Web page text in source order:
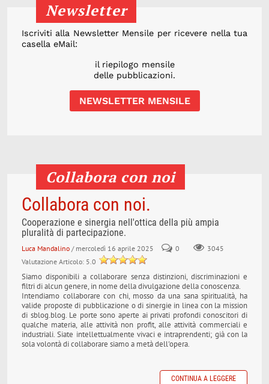
Newsletter
Iscriviti alla Newsletter Mensile per ricevere nella tua
casella eMail:
il riepilogo mensile
delle pubblicazioni.
NEWSLETTER MENSILE
Collabora con noi
Collabora con noi.
Cooperazione e sinergia nell'ottica della più ampia
pluralità di partecipazione.
Luca Mandalino / mercoledì 16 aprile 2025 0
3045
Valutazione Articolo: 5.0
Siamo disponibili a collaborare senza distinzioni, discriminazioni e
filtri di alcun genere, in nome della divulgazione della conoscenza.
Intendiamo collaborare con chi, mosso da una sana spiritualità, ha
valide proposte di pubblicazione o di sinergie in linea con la mission
di sblog.blog. Le porte sono aperte ai privati profondi conoscitori di
qualche materia, alle attività non profit, alle attività commerciali e
industriali. Siate intellettualmente vivaci e intraprendenti; già con la
sola volontà di collaborare siamo a metà dell'opera.
CONTINUA A LEGGERE